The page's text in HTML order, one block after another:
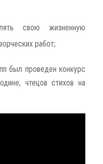
свою жизненную
работ;
был проведен конкурс
чтецов стихов на